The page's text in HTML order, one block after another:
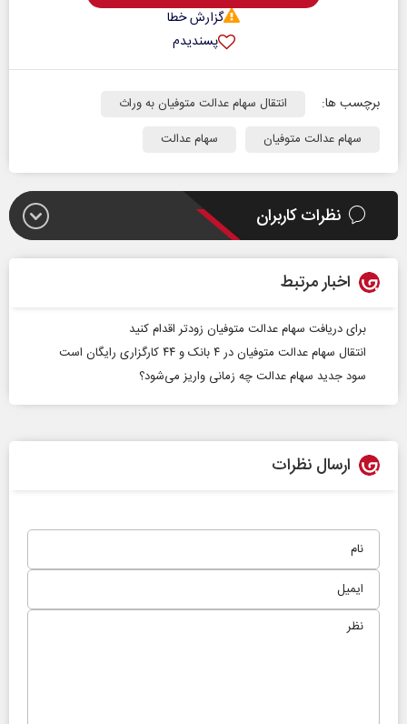
گزارش خطا
پسندیدم
برچسب ها:
انتقال سهام عدالت متوفیان به وراث
سهام عدالت متوفیان
سهام عدالت
نظرات کاربران
اخبار مرتبط
برای دریافت سهام عدالت متوفیان زودتر اقدام کنید
انتقال سهام عدالت متوفیان در ۴ بانک و ۴۴ کارگزاری رایگان است
سود جدید سهام عدالت چه زمانی واریز می‌شود؟
ارسال نظرات